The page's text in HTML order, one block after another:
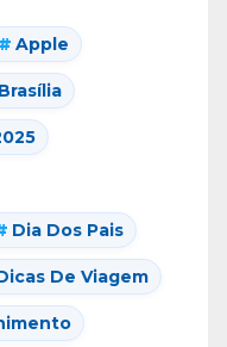
Apple
Brasília
Dia Dos Pais
De Viagem